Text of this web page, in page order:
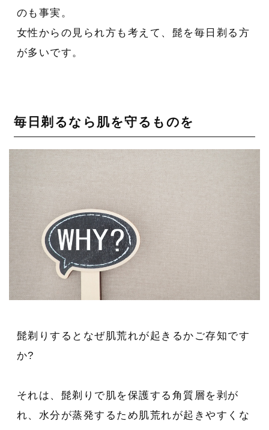
のも事実。
女性からの見られ方も考えて、髭を毎日剃る方
が多いです。
毎日剃るなら肌を守るものを
髭剃りするとなぜ肌荒れが起きるかご存知です
か?
それは、髭剃りで肌を保護する角質層を剥が
れ、水分が蒸発するため肌荒れが起きやすくな